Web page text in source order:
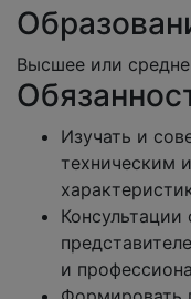
Высшее или
Изучать и
техническим
и